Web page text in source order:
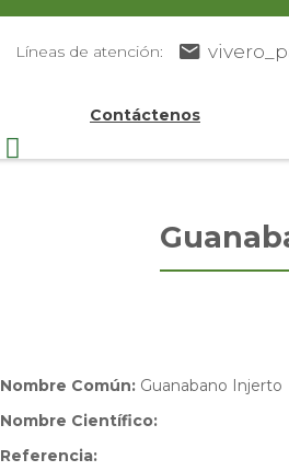
Líneas de atención:
Contáctenos
Nombre Común: Guanabano Injerto
Nombre Científico:
Referencia: